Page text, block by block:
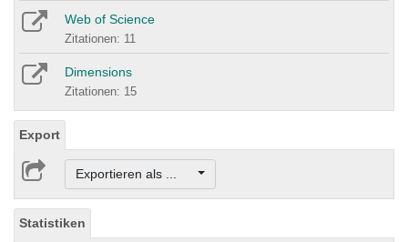
Web of Science
Zitationen: 11
Dimensions
Zitationen: 15
Export
Exportieren als ...
Statistiken